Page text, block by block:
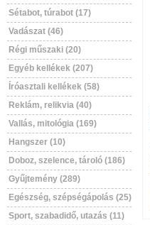
Sétabot, túrabot (17)
Vadászat (46)
Régi műszaki (20)
Egyéb kellékek (207)
Íróasztali kellékek (58)
Reklám, relikvia (40)
Vallás, mitológia (169)
Hangszer (10)
Doboz, szelence, tároló (186)
Gyűjtemény (289)
Egészség, szépségápolás (25)
Sport, szabadidő, utazás (11)